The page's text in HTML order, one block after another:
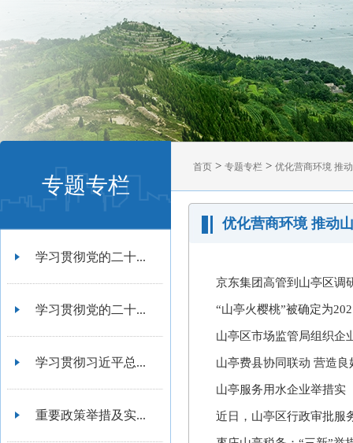
专题专栏
学习贯彻党的二十...
学习贯彻党的二十...
学习贯彻习近平总...
重要政策举措及实...
首页 > 专题专栏 > 优化营商环境 推
优化营商环境 推动
京东集团高管到山亭区调
“山亭火樱桃”被确定为
山亭区市场监管局组织企
山亭费县协同联动 营造良
山亭服务用水企业举措实
近日，山亭区行政审批服